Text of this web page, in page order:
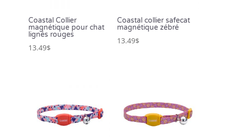
Coastal Collier
magnétique pour chat
lignés rouges
13.49$
Coastal collier safecat
magnétique zébré
13.49$